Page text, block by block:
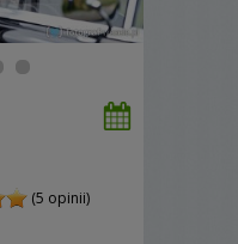
(5 opinii)